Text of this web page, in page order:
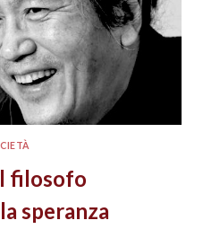
filosofo
speranza